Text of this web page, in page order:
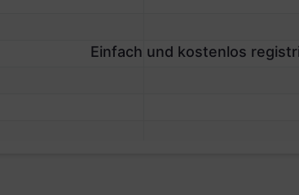
Einfach und kostenlos